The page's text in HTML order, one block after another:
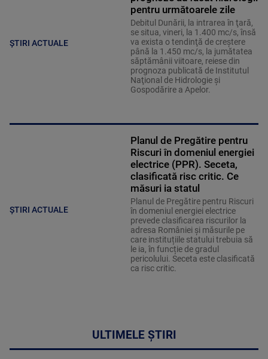
ȘTIRI ACTUALE
pentru următoarele zile
Debitul Dunării, la intrarea în ţară,
se situa, vineri, la 1.400 mc/s, însă
va exista o tendinţă de creştere
până la 1.450 mc/s, la jumătatea
săptămânii viitoare, reiese din
prognoza publicată de Institutul
Naţional de Hidrologie şi
Gospodărire a Apelor.
ȘTIRI ACTUALE
Planul de Pregătire pentru
Riscuri în domeniul energiei
electrice (PPR). Seceta,
clasificată risc critic. Ce
măsuri ia statul
Planul de Pregătire pentru Riscuri
în domeniul energiei electrice
prevede clasificarea riscurilor la
adresa României și măsurile pe
care instituțiile statului trebuia să
le ia, în funcție de gradul
pericolului. Seceta este clasificată
ca risc critic.
ULTIMELE ȘTIRI